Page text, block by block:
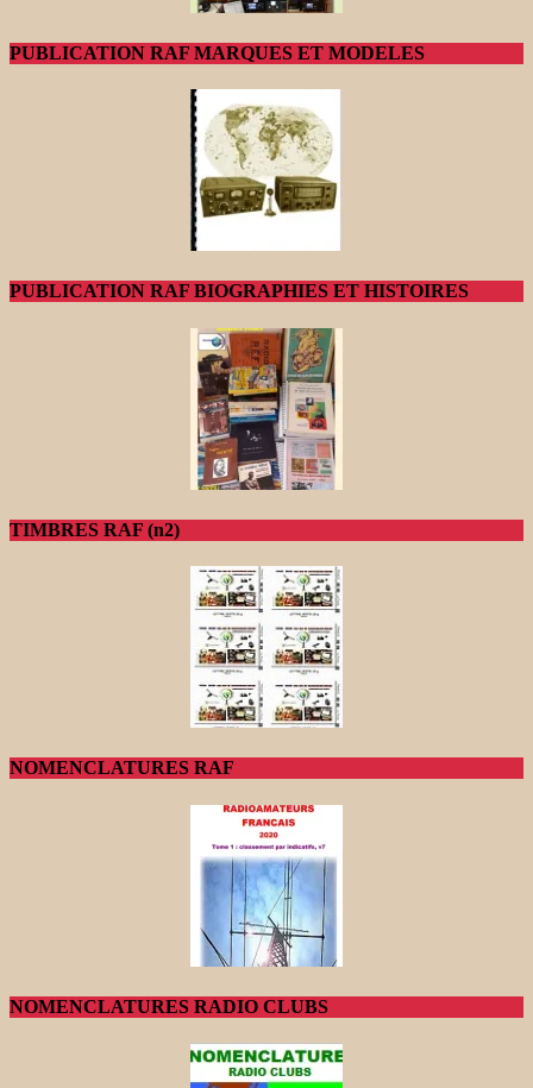
PUBLICATION RAF MARQUES ET MODELES
PUBLICATION RAF BIOGRAPHIES ET HISTOIRES
TIMBRES RAF (n2)
NOMENCLATURES RAF
NOMENCLATURES RADIO CLUBS